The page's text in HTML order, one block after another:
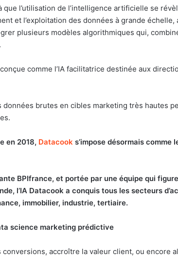
que l’utilisation de l’intelligence artificielle se
et l’exploitation des données à grande échelle,
plusieurs modèles algorithmiques qui,
comme l’IA facilitatrice destinée aux
brutes en cibles marketing très hautes
en 2018, Datacook s’impose désormais comme
BPIfrance, et portée par une équipe qui
l’IA Datacook a conquis tous les secteurs
immobilier, industrie, tertiaire.
science marketing prédictive
conversions, accroître la valeur client, ou encore